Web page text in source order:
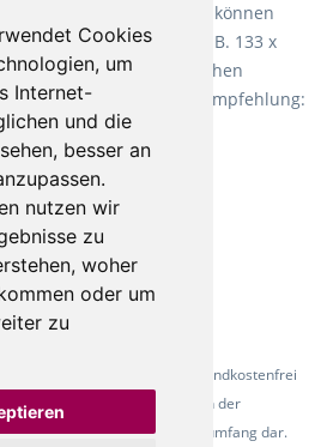
Cookies
um
Internet-
und die
besser an
nutzen wir
zu
woher
oder um
zu
es schon lange vor. Sie können
Sondermaß kaufen, z.B. 133 x
aufgrund der weichen
Zusatzboden. Unsere Empfehlung:
- Alle Artikel versandkostenfrei
Die Abbildungen dienen der
nicht zwingend den Lieferumfang dar.